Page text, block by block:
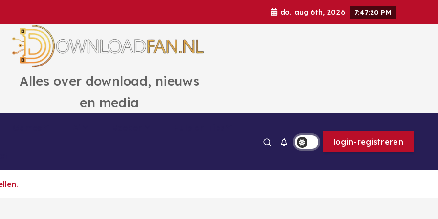
do. aug 6th, 2026 7:47:21 PM
Alles over download, nieuws
en media
login-registreren